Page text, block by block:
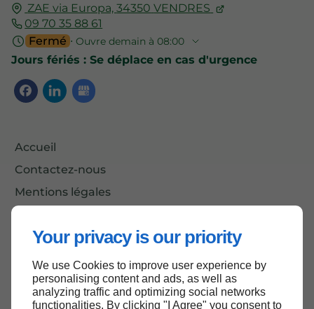
Your privacy is our priority
We use Cookies to improve user experience by
personalising content and ads, as well as
analyzing traffic and optimizing social networks
functionalities. By clicking "I Agree" you consent to
ZAE via Europa,34350 VENDRES
09 70 35 88 61
Fermé ⋅ Ouvre demain à 08:00
Jours fériés : Se déplace en cas d'urgence
Accueil
Contactez-nous
Mentions légales
Haut de page